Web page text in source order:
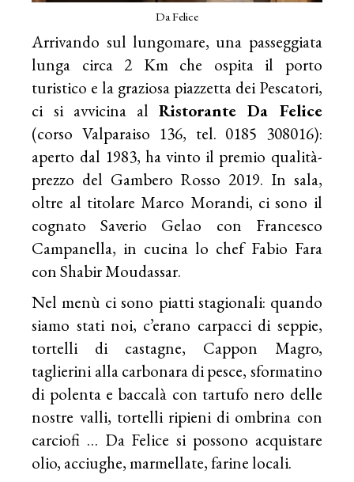
Da Felice
Arrivando sul lungomare, una passeggiata
lunga circa 2 Km che ospita il porto
turistico e la graziosa piazzetta dei Pescatori,
ci si avvicina alRistorante Da Felice
(corso Valparaiso 136, tel. 0185 308016):
aperto dal 1983, ha vinto il premio qualità-
prezzo del Gambero Rosso 2019. In sala,
oltre al titolare Marco Morandi, ci sono il
cognato Saverio Gelao con Francesco
Campanella, in cucina lo chef Fabio Fara
con Shabir Moudassar.
Nel menù ci sono piatti stagionali: quando
siamo stati noi, c’erano carpacci di seppie,
tortelli di castagne, Cappon Magro,
taglierini alla carbonara di pesce, sformatino
di polenta e baccalà con tartufo nero delle
nostre valli, tortelli ripieni di ombrina con
carciofi … Da Felice si possono acquistare
olio, acciughe, marmellate, farine locali.